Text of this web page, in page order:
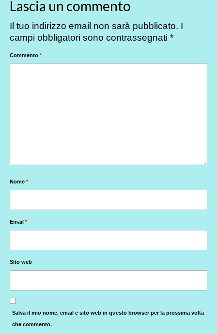
Lascia un commento
Il tuo indirizzo email non sarà pubblicato. I
campi obbligatori sono contrassegnati *
Commento *
Nome *
Email *
Sito web
Salva il mio nome, email e sito web in questo browser per la prossima volta
che commento.